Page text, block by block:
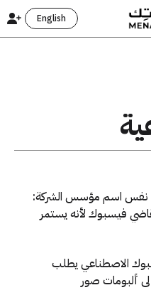
English
نفس اسم مؤسس الشركة:
فيسبوك لأنه يستمر
الاصطناعي يطلب
ألبومات صور